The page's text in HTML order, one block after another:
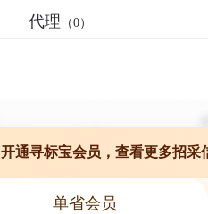
代理 （0）
开通寻标宝会员，查看更多招采
单省会员